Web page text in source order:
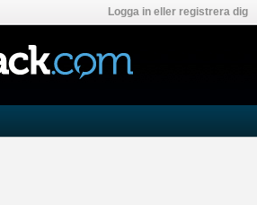
Logga in eller registrera dig